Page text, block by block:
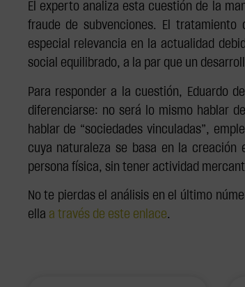
El experto analiza esta cuestión de la
fraude de subvenciones. El
especial relevancia en la actualidad
social equilibrado, a la par que un
Para responder a la cuestión, Eduardo
diferenciarse: no será lo mismo hablar
hablar de “sociedades vinculadas”,
cuya naturaleza se basa en la
persona física, sin tener actividad
No te pierdas el análisis en el último
ella a través de este enlace.